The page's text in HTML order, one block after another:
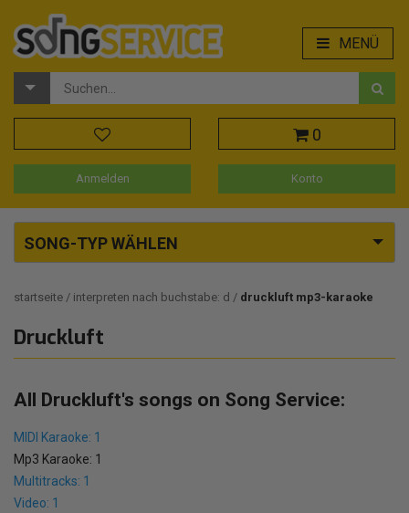
MENÜ
0
Anmelden Konto
SONG-TYP WÄHLEN
startseite interpreten nach buchstabe: d druckluft mp3-karaoke
Druckluft
All Druckluft's songs on Song Service:
MIDI Karaoke: 1
Mp3 Karaoke: 1
Multitracks: 1
Video: 1